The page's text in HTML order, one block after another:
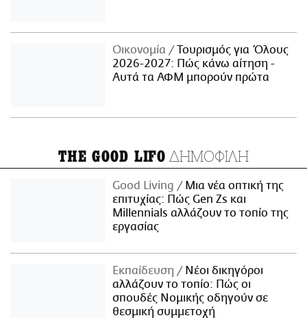
Οικονομία
Τουρισμός για Όλους
2026-2027: Πώς κάνω αίτηση -
Αυτά τα ΑΦΜ μπορούν πρώτα
THE GOOD LIFO ΔΗΜΟΦΙΛΗ
Good Living
Μια νέα οπτική της
επιτυχίας: Πώς Gen Zs και
Millennials αλλάζουν το τοπίο της
εργασίας
Εκπαίδευση
Νέοι δικηγόροι
αλλάζουν το τοπίο: Πώς οι
σπουδές Νομικής οδηγούν σε
θεσμική συμμετοχή